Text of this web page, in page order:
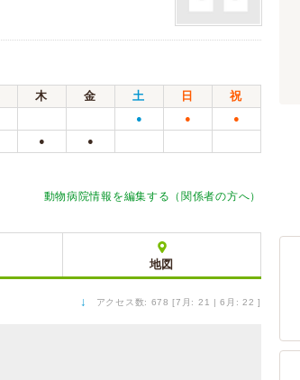
木 金 土 日
祝
● ● ●
● ●
動物病院情報を編集する（関係者の方へ）
地図
↓ アクセス数: 678 [7月: 21 | 6月: 22 ]